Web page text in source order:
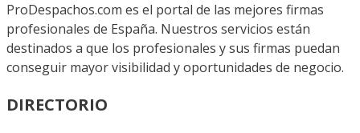
ProDespachos.com es el portal de las mejores firmas
profesionales de España. Nuestros servicios están
destinados a que los profesionales y sus firmas puedan
conseguir mayor visibilidad y oportunidades de negocio.
DIRECTORIO